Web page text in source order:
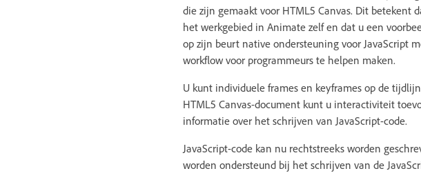
die zijn gemaakt voor HTML5 Canvas. Dit betekent
het werkgebied in Animate zelf en dat u een
op zijn beurt native ondersteuning voor JavaScript
workflow voor programmeurs te helpen maken.
U kunt individuele frames en keyframes op de
HTML5 Canvas-document kunt u interactiviteit
informatie over het schrijven van JavaScript-code.
JavaScript-code kan nu rechtstreeks worden
worden ondersteund bij het schrijven van de